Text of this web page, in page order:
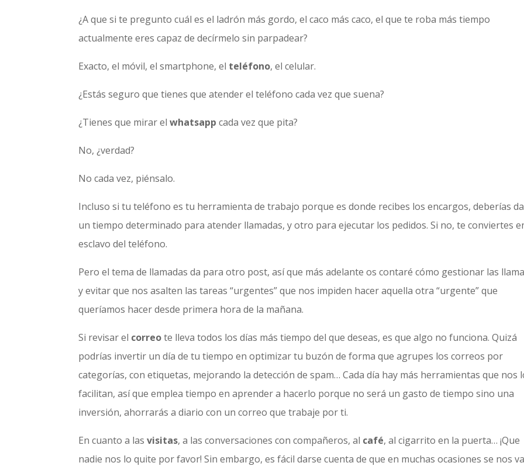
¿A que si te pregunto cuál es el ladrón más gordo, el caco más caco, el que te roba más tiempo
actualmente eres capaz de decírmelo sin parpadear?
Exacto, el móvil, el smartphone, el teléfono, el celular.
¿Estás seguro que tienes que atender el teléfono cada vez que suena?
¿Tienes que mirar elwhatsappcada vez que pita?
No, ¿verdad?
No cada vez, piénsalo.
Incluso si tu teléfono es tu herramienta de trabajo porque es donde recibes los encargos, deberías
un tiempo determinado para atender llamadas, y otro para ejecutar los pedidos. Si no, te conviertes
esclavo del teléfono.
Pero el tema de llamadas da para otro post, así que más adelante os contaré cómo gestionar las
y evitar que nos asalten las tareas “urgentes” que nos impiden hacer aquella otra “urgente” que
queríamos hacer desde primera hora de la mañana.
Si revisar el correote lleva todos los días más tiempo del que deseas, es que algo no funciona. Quizá
podrías invertir un día de tu tiempo en optimizar tu buzón de forma que agrupes los correos por
categorías, con etiquetas, mejorando la detección de spam… Cada día hay más herramientas que nos
facilitan, así que emplea tiempo en aprender a hacerlo porque no será un gasto de tiempo sino una
inversión, ahorrarás a diario con un correo que trabaje por ti.
En cuanto a lasvisitas, a las conversaciones con compañeros, al café, al cigarrito en la puerta… ¡Que
nadie nos lo quite por favor! Sin embargo, es fácil darse cuenta de que en muchas ocasiones se nos va